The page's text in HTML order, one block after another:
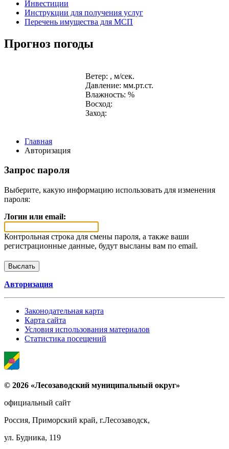
Инвестиции
Инструкции для получения услуг
Перечень имущества для МСП
Прогноз погоды
Ветер: , м/сек.
Давление: мм.рт.ст.
Влажность: %
Восход:
Заход:
Главная
Авторизация
Запрос пароля
Выберите, какую информацию использовать для изменения
пароля:
Логин или email:
Контрольная строка для смены пароля, а также ваши
регистрационные данные, будут высланы вам по email.
Авторизация
Законодательная карта
Карта сайта
Условия использования материалов
Статистика посещений
© 2026 «Лесозаводский муниципальный округ»
официальный сайт
Россия, Приморский край, г.Лесозаводск,
ул. Будника, 119